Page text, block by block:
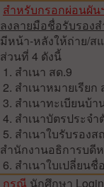
สำหรับกรอกผ่อนผั
ลงลายมือชื่อรับรอง
มีหน้า-หลังให้ถ่าย/ส
ส่วนที่ 4 ดังนี้
1. สำเนา สด.9
2. สำเนาหมายเรียก
3. สำเนาทะเบียนบ้า
4. สำเนาบัตรประจ
5. สำเนาใบรับรอง
สำนักงานอธิการบดีห
6. สำเนาใบเปลี่ยน
กรณี นักศึกษา